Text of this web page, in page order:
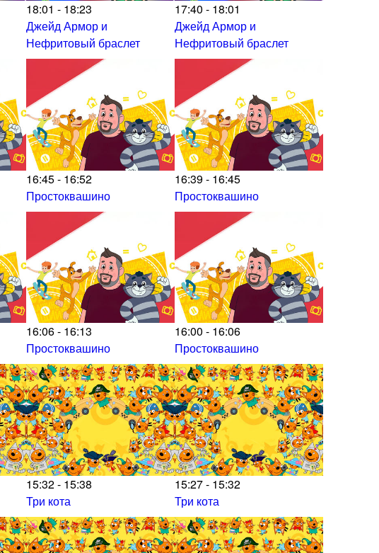
18:01 - 18:23
Джейд Армор и
Нефритовый браслет
17:40 - 18:01
Джейд Армор и
Нефритовый браслет
16:45 - 16:52
Простоквашино
16:39 - 16:45
Простоквашино
16:06 - 16:13
Простоквашино
16:00 - 16:06
Простоквашино
15:32 - 15:38
Три кота
15:27 - 15:32
Три кота